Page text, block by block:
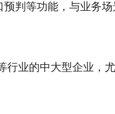
判等功能，与业务场
业的中大型企业，